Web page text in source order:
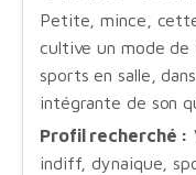
Petite, mince,
cultive un mode de
sports en salle,
intégrante de son
Profil recherché :
indiff, dynaique,